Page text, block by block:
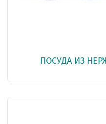
ПОСУДА ИЗ